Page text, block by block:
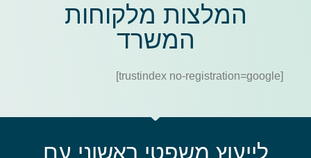
המלצות מלקוחות
המשרד
[trustindex no-registration=google]
לייעוץ משפטי ראשוני עם